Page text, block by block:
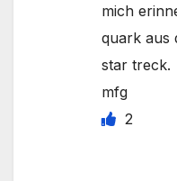
mich
quark aus
star treck.
mfg
2